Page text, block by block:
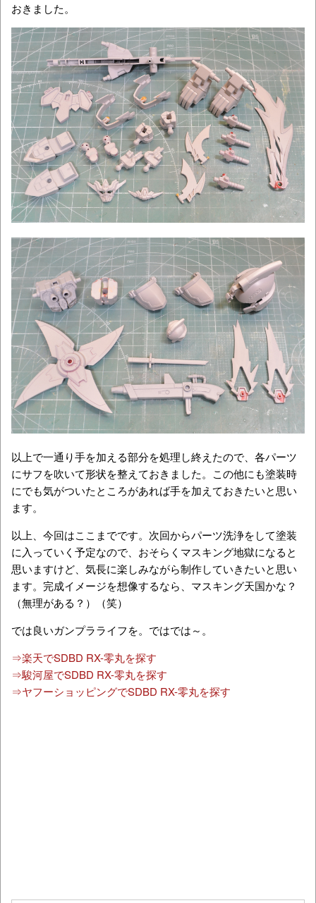
おきました。
以上で一通り手を加える部分を処理し終えたので、各パーツ
にサフを吹いて形状を整えておきました。この他にも塗装時
にでも気がついたところがあれば手を加えておきたいと思い
ます。
以上、今回はここまでです。次回からパーツ洗浄をして塗装
に入っていく予定なので、おそらくマスキング地獄になると
思いますけど、気長に楽しみながら制作していきたいと思い
ます。完成イメージを想像するなら、マスキング天国かな？
（無理がある？）（笑）
では良いガンプラライフを。ではでは～。
⇒楽天でSDBD RX-零丸を探す
⇒駿河屋でSDBD RX-零丸を探す
⇒ヤフーショッピングでSDBD RX-零丸を探す